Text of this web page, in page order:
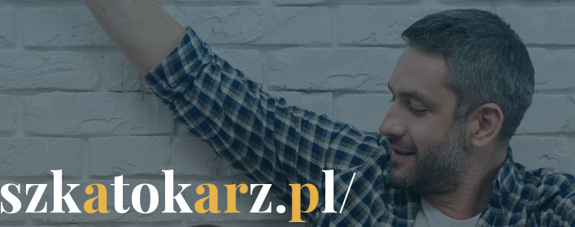
szkatokarz.pl/